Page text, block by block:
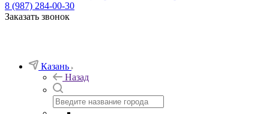
8 (987) 284-00-30
Заказать звонок
Казань
Назад